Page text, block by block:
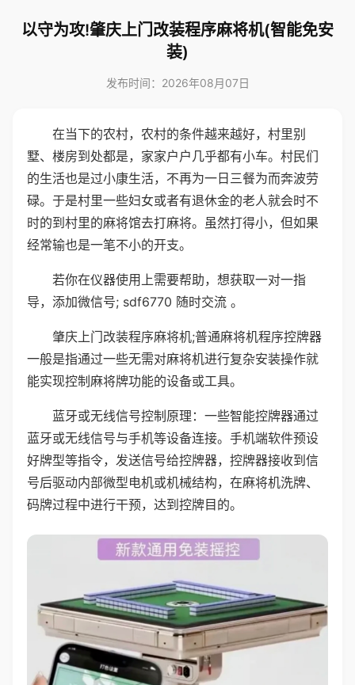
以守为攻!肇庆上门改装程序麻将机(智能免安
装)
发布时间：2026年08月07日
在当下的农村，农村的条件越来越好，村里别
墅、楼房到处都是，家家户户几乎都有小车。村民们
的生活也是过小康生活，不再为一日三餐为而奔波劳
碌。于是村里一些妇女或者有退休金的老人就会时不
时的到村里的麻将馆去打麻将。虽然打得小，但如果
经常输也是一笔不小的开支。
若你在仪器使用上需要帮助，想获取一对一指
导，添加微信号; sdf6770 随时交流 。
肇庆上门改装程序麻将机;普通麻将机程序控牌器
一般是指通过一些无需对麻将机进行复杂安装操作就
能实现控制麻将牌功能的设备或工具。
蓝牙或无线信号控制原理：一些智能控牌器通过
蓝牙或无线信号与手机等设备连接。手机端软件预设
好牌型等指令，发送信号给控牌器，控牌器接收到信
号后驱动内部微型电机或机械结构，在麻将机洗牌、
码牌过程中进行干预，达到控牌目的。